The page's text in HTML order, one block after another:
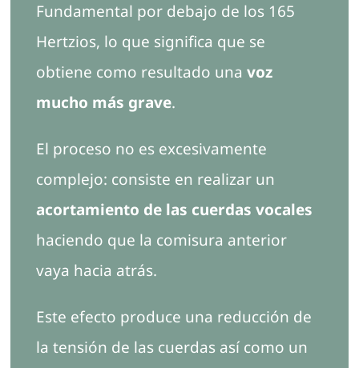
Fundamental por debajo de los 165
Hertzios, lo que significa que se
obtiene como resultado una voz
mucho más grave.
El proceso no es excesivamente
complejo: consiste en realizar un
acortamiento de las cuerdas vocales
haciendo que la comisura anterior
vaya hacia atrás.
Este efecto produce una reducción de
la tensión de las cuerdas así como un